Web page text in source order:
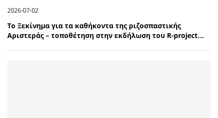
2026-07-02
Το Ξεκίνημα για τα καθήκοντα της ριζοσπαστικής
Αριστεράς – τοποθέτηση στην εκδήλωση του R-project…